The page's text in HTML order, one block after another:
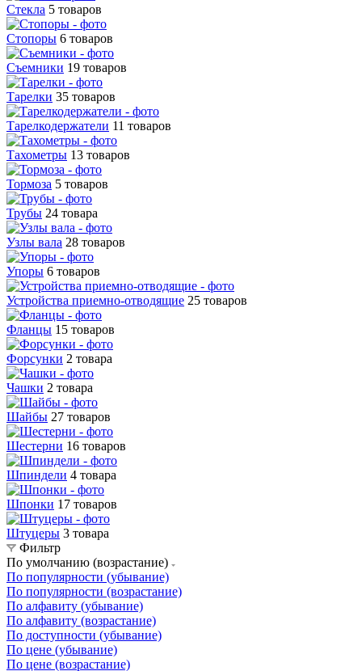
Стекла 5 товаров
Стопоры 6 товаров
Съемники 19 товаров
Тарелки 35 товаров
Тарелкодержатели 11 товаров
Тахометры 13 товаров
Тормоза 5 товаров
Трубы 24 товара
Узлы вала 28 товаров
Упоры 6 товаров
Устройства приемно-отводящие 25 товаров
Фланцы 15 товаров
Форсунки 2 товара
Чашки 2 товара
Шайбы 27 товаров
Шестерни 16 товаров
Шпиндели 4 товара
Шпонки 17 товаров
Штуцеры 3 товара
Фильтр
По умолчанию (возрастание)
По популярности (убывание)
По популярности (возрастание)
По алфавиту (убывание)
По алфавиту (возрастание)
По доступности (убывание)
По цене (убывание)
По цене (возрастание)